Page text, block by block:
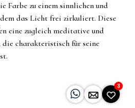
Farbe zu einem sinnlichen und
das Licht frei zirkuliert. Diese
eine zugleich meditative und
charakteristisch für seine
3